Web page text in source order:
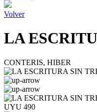
Volver
LA
CONTERIS, HIBER
UYU 490